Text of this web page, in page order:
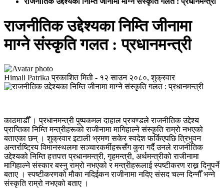
राजनीतिक उद्देश्यका निम्ति जीनामा
माग्ने संस्कृति गलत : प्रधानमन्त्री
Himali Patrika प्रकाशित मिती - १२ साउन २०८०, शुक्रवार
काठमाडौँ । प्रधानमन्त्री पुष्पकमल दाहाल प्रचण्डले राजनीतिक उद्देश्य
प्राप्तिका निम्ति मन्त्रीहरूको राजीनामा मागिहाल्ने संस्कृति राम्रो नभएको
बताएका छन् । शुक्रवार इटाली भ्रमण सकेर स्वदेश फर्किएपछि त्रिभुवन
अन्तर्राष्ट्रिय विमानस्थलमा सञ्चारकर्मीहरूसँग कुरा गर्दै उनले राजनीतिक
उद्देश्यको निम्ति हत्तपत्त प्रधानमन्त्री, गृहमन्त्री, अर्थमन्त्रीको राजीनामा
मागिहाल्ने संस्कार बस्नु राम्रो नभएको र मन्त्रीहरूलाई स्पष्टीकरण राख्न दिनुपर्ने
बताए । स्पष्टीकरणको मौका नदिईकन राजीनामा नदिए संसद चल्न दिन्नौँ भन्ने
संस्कृति राम्रो नभएको बताए ।